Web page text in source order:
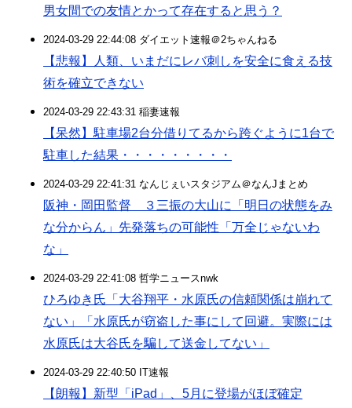
男女間での友情とかって存在すると思う？
2024-03-29 22:44:08 ダイエット速報＠2ちゃんねる
【悲報】人類、いまだにレバ刺しを安全に食える技
術を確立できない
2024-03-29 22:43:31 稲妻速報
【呆然】駐車場2台分借りてるから跨ぐように1台で
駐車した結果・・・・・・・・・
2024-03-29 22:41:31 なんじぇいスタジアム＠なんJまとめ
阪神・岡田監督 ３三振の大山に「明日の状態をみ
な分からん」先発落ちの可能性「万全じゃないわ
な」
2024-03-29 22:41:08 哲学ニュースnwk
ひろゆき氏「大谷翔平・水原氏の信頼関係は崩れて
ない」「水原氏が窃盗した事にして回避。実際には
水原氏は大谷氏を騙して送金してない」
2024-03-29 22:40:50 IT速報
【朗報】新型「iPad」、5月に登場がほぼ確定